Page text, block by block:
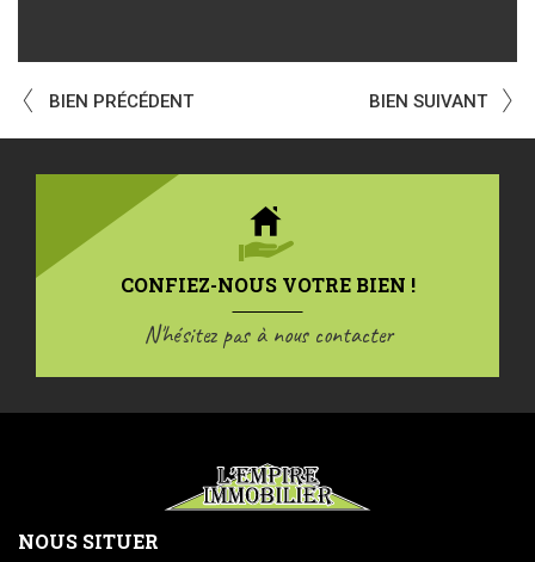
BIEN PRÉCÉDENT BIEN SUIVANT
CONFIEZ-NOUS VOTRE BIEN !
N'hésitez pas à nous contacter
NOUS SITUER